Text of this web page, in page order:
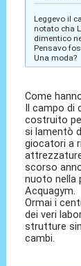
Leggevo il
notato cha
dimentico
Pensavo
Una moda?
Come
Il campo
costruito
si lamentò
giocatori a
scorso
nuoto nella
Acquagym.
Ormai i
dei veri
strutture
cambi.